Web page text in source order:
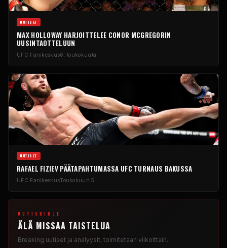
UUTISET
MAX HOLLOWAY HARJOITTELEE CONOR MCGREGORIN
UUSINTAOTTELUUN
UFC Fanikeskus6. toukokuuta
UUTISET
RAFAEL FIZIEV PÄÄTAPAHTUMASSA UFC TURNAUS BAKUSSA
UFC FanikeskusToukokuun 5
UUTISKIRJE
ÄLÄ MISSAA TAISTELUA
Breaking uutiset ja analyysit, toimitetaan viikoittain.